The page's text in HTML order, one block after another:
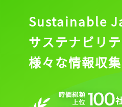
Sustainable
サステナビリ
様々な情報収